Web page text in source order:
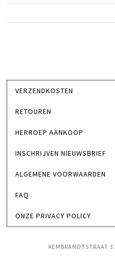
VERZENDKOSTEN
RETOUREN
HERROEP AANKOOP
INSCHRIJVEN NIEUWSBRIEF
ALGEMENE VOORWAARDEN
FAQ
ONZE PRIVACY POLICY
REMBRANDTSTRAAT